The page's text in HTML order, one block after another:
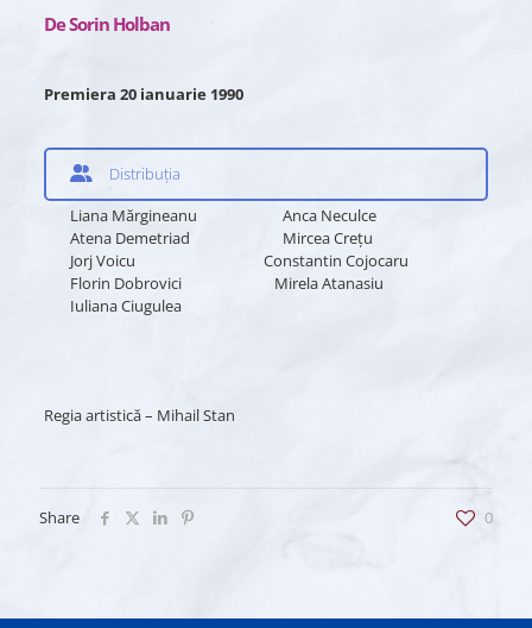
De Sorin Holban
Premiera 20 ianuarie 1990
Distribuția
Liana Mărgineanu Anca Neculce
Atena Demetriad Mircea Crețu
Jorj Voicu Constantin Cojocaru
Florin Dobrovici Mirela Atanasiu
Iuliana Ciugulea
Regia artistică – Mihail Stan
Share 0